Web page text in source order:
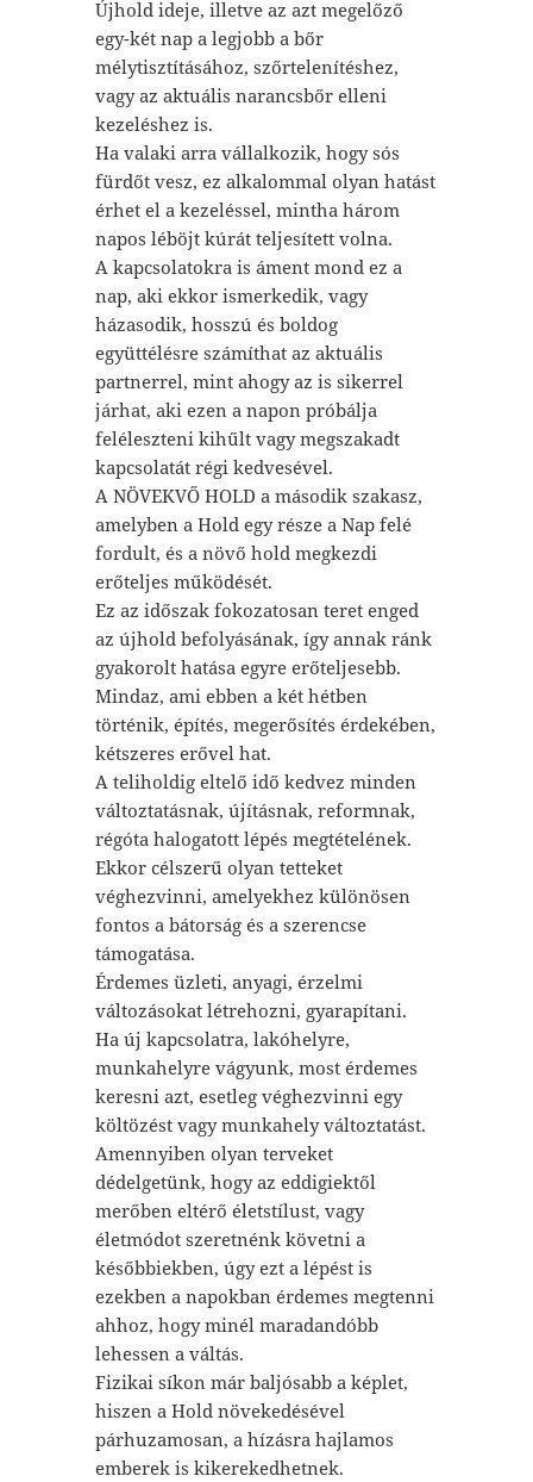
Újhold ideje, illetve az azt megelőző
egy-két nap a legjobb a bőr
mélytisztításához, szőrtelenítéshez,
vagy az aktuális narancsbőr elleni
kezeléshez is.
Ha valaki arra vállalkozik, hogy sós
fürdőt vesz, ez alkalommal olyan hatást
érhet el a kezeléssel, mintha három
napos léböjt kúrát teljesített volna.
A kapcsolatokra is áment mond ez a
nap, aki ekkor ismerkedik, vagy
házasodik, hosszú és boldog
együttélésre számíthat az aktuális
partnerrel, mint ahogy az is sikerrel
járhat, aki ezen a napon próbálja
feléleszteni kihűlt vagy megszakadt
kapcsolatát régi kedvesével.
A NÖVEKVŐ HOLD a második szakasz,
amelyben a Hold egy része a Nap felé
fordult, és a növő hold megkezdi
erőteljes működését.
Ez az időszak fokozatosan teret enged
az újhold befolyásának, így annak ránk
gyakorolt hatása egyre erőteljesebb.
Mindaz, ami ebben a két hétben
történik, építés, megerősítés érdekében,
kétszeres erővel hat.
A teliholdig eltelő idő kedvez minden
változtatásnak, újításnak, reformnak,
régóta halogatott lépés megtételének.
Ekkor célszerű olyan tetteket
véghezvinni, amelyekhez különösen
fontos a bátorság és a szerencse
támogatása.
Érdemes üzleti, anyagi, érzelmi
változásokat létrehozni, gyarapítani.
Ha új kapcsolatra, lakóhelyre,
munkahelyre vágyunk, most érdemes
keresni azt, esetleg véghezvinni egy
költözést vagy munkahely változtatást.
Amennyiben olyan terveket
dédelgetünk, hogy az eddigiektől
merőben eltérő életstílust, vagy
életmódot szeretnénk követni a
későbbiekben, úgy ezt a lépést is
ezekben a napokban érdemes megtenni
ahhoz, hogy minél maradandóbb
lehessen a váltás.
Fizikai síkon már baljósabb a képlet,
hiszen a Hold növekedésével
párhuzamosan, a hízásra hajlamos
emberek is kikerekedhetnek.